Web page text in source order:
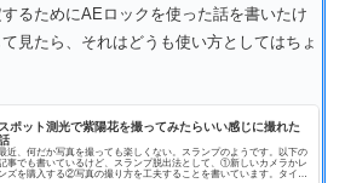
るためにAEロックを使った話を書いたけ
見たら、それはどうも使い方としてはちょ
スポット測光で紫陽花を撮ってみたらいい感じに撮れた
近、何だか写真を撮っても楽しくない。スランプのようです。以下の
事でも書いているけど、スランプ脱出法として、①新しいカメラかレ
ンズを購入する②写真の撮り方を工夫することを書いています。タイト